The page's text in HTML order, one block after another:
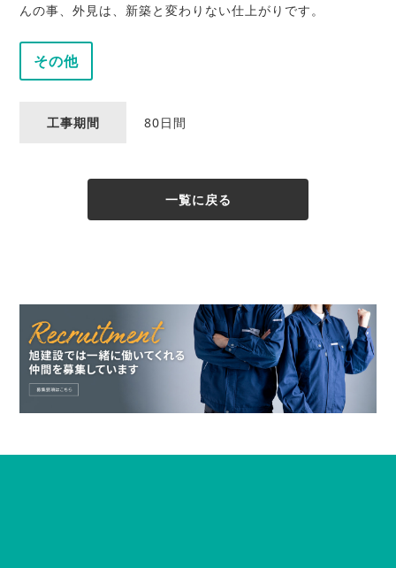
んの事、外見は、新築と変わりない仕上がりです。
その他
工事期間 80日間
一覧に戻る